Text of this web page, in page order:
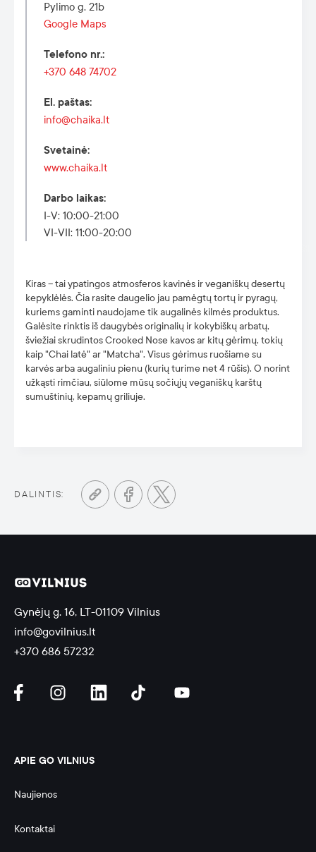
Kiras – tai ypatingos atmosferos kavinės ir veganiškų desertų
kepyklėlės. Čia rasite daugelio jau pamėgtų tortų ir pyragų,
kuriems gaminti naudojame tik augalinės kilmės produktus.
Galėsite rinktis iš daugybės originalių ir kokybiškų arbatų,
šviežiai skrudintos Crooked Nose kavos ar kitų gėrimų, tokių
kaip "Chai latė" ar "Matcha". Visus gėrimus ruošiame su
karvės arba augaliniu pienu (kurių turime net 4 rūšis). O norint
užkąsti rimčiau, siūlome mūsų sočiųjų veganiškų karštų
sumuštinių, kepamų griliuje.
Pylimo g. 21b
Google Maps
Telefono nr.:
+370 648 74702
El. paštas:
info@chaika.lt
Svetainė:
www.chaika.lt
Darbo laikas:
I-V: 10:00-21:00
VI-VII: 11:00-20:00
DALINTIS:
Gynėjų g. 16, LT-01109 Vilnius
info@govilnius.lt
+370 686 57232
APIE GO VILNIUS
Naujienos
Kontaktai